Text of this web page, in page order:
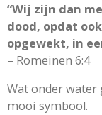
“Wij zijn dan
dood, opdat
opgewekt, in
– Romeinen 6:4
Wat onder water
mooi symbool.